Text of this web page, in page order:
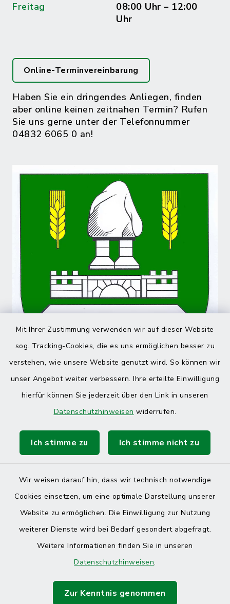
Mit Ihrer Zustimmung verwenden wir auf dieser Website
sog. Tracking-Cookies, die es uns ermöglichen besser zu
verstehen, wie unsere Website genutzt wird. So können wir
unser Angebot weiter verbessern. Ihre erteilte Einwilligung
hierfür können Sie jederzeit über den Link in unseren
Datenschutzhinweisen widerrufen.
Ich stimme zu Ich stimme nicht zu
Wir weisen darauf hin, dass wir technisch notwendige
Cookies einsetzen, um eine optimale Darstellung unserer
Website zu ermöglichen. Die Einwilligung zur Nutzung
weiterer Dienste wird bei Bedarf gesondert abgefragt.
Weitere Informationen finden Sie in unseren
Datenschutzhinweisen.
Zur Kenntnis genommen
Freitag
08:00 Uhr – 12:00
Uhr
Online-Terminvereinbarung
Haben Sie ein dringendes Anliegen, finden
aber online keinen zeitnahen Termin? Rufen
Sie uns gerne unter der Telefonnummer
04832 6065 0 an!
Kontakt
Datenschutz
Impressum
Sitemap
Cookie-Einstellungen